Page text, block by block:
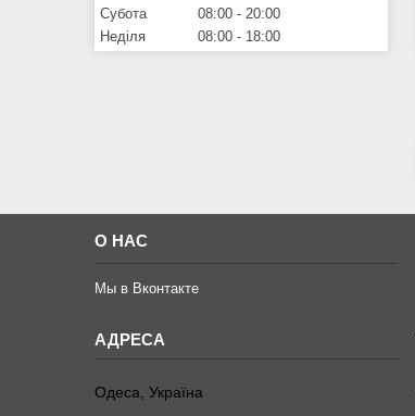
Субота
08:00
20:00
Неділя
08:00 18:00
О НАС
Мы в Вконтакте
Одеса, Україна